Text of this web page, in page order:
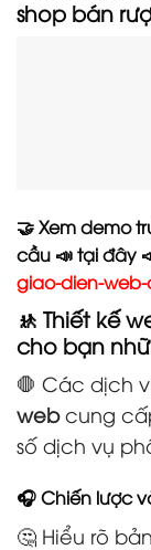
shop bán
🤝 Xem demo
cầu 📣 tại đây
giao-dien-
🚸 Thiết kế
cho bạn
🛑 Các dịch
webcung
số dịch vụ
🎧 Chiến lược
🤔 Hiểu rõ